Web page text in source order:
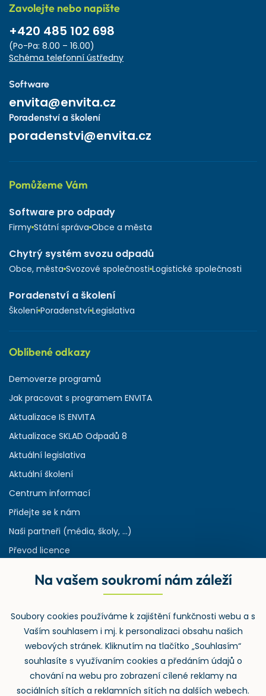
Zavolejte nebo napište
+420 485 102 698
(Po-Pa: 8.00 – 16.00)
Schéma telefonní ústředny
Software
envita@envita.cz
Poradenství a školení
poradenstvi@envita.cz
Pomůžeme Vám
Software pro odpady
Firmy Státní správa Obce a města
Chytrý systém svozu odpadů
Obce, města Svozové společnosti Logistické společnosti
Poradenství a školení
Školení Poradenství Legislativa
Oblíbené odkazy
Demoverze programů
Jak pracovat s programem ENVITA
Aktualizace IS ENVITA
Aktualizace SKLAD Odpadů 8
Aktuální legislativa
Aktuální školení
Centrum informací
Přidejte se k nám
Naši partneři (média, školy, ...)
Převod licence
Rejstřík používaných zkratek v odpadech
Zpětný odběr
Na vašem soukromí nám záleží
Soubory cookies používáme k zajištění funkčnosti webu a s
Vaším souhlasem i mj. k personalizaci obsahu našich
webových stránek. Kliknutím na tlačítko „Souhlasím“
souhlasíte s využívaním cookies a předáním údajů o
chování na webu pro zobrazení cílené reklamy na
sociálních sítích a reklamních sítích na dalších webech.